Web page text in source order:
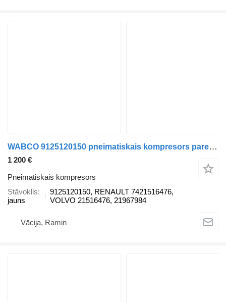
WABCO 9125120150 pneimatiskais kompresors paredzēts Volvo vilcēja
1 200 €
Pneimatiskais kompresors
Stāvoklis
jauns
9125120150, RENAULT 7421516476,
VOLVO 21516476, 21967984
Vācija, Ramin